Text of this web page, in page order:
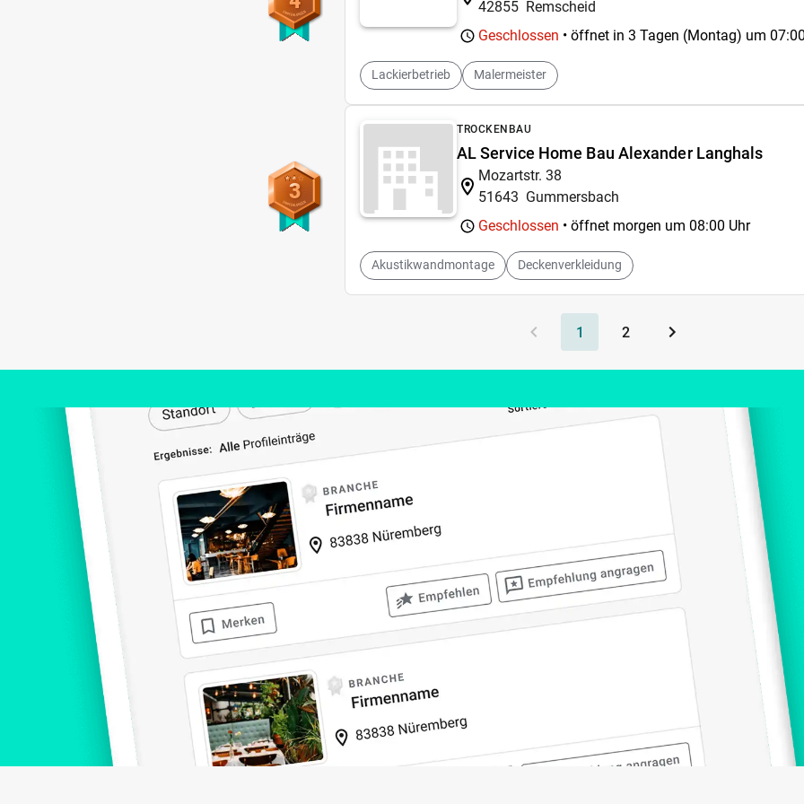
42855 Remscheid
Geschlossen • öffnet in 3 Tagen (Montag) um
Lackierbetrieb Malermeister
3
TROCKENBAU
AL Service Home Bau Alexander Langhals
Mozartstr. 38
51643 Gummersbach
Geschlossen • öffnet morgen um 08:00 Uhr
Akustikwandmontage Deckenverkleidung
1 2